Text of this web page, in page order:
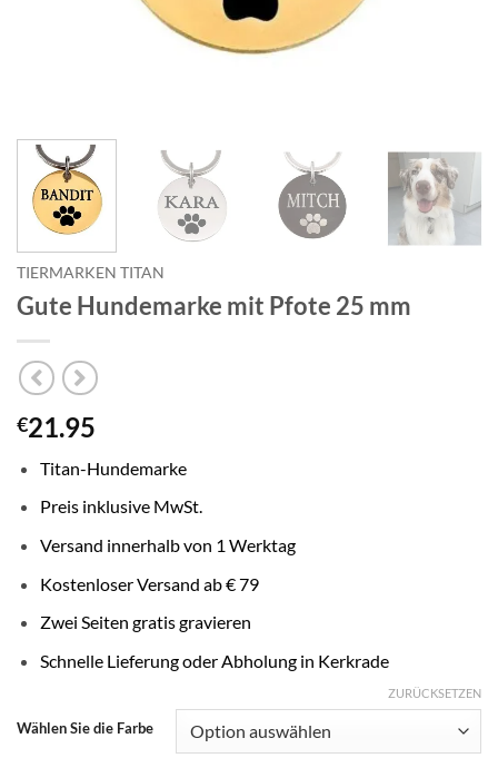
TIERMARKEN TITAN
Gute Hundemarke mit Pfote 25 mm
€21.95
Titan-Hundemarke
Preis inklusive MwSt.
Versand innerhalb von 1 Werktag
Kostenloser Versand ab € 79
Zwei Seiten gratis gravieren
Schnelle Lieferung oder Abholung in Kerkrade
Wählen Sie die Farbe
ZURÜCKSETZEN